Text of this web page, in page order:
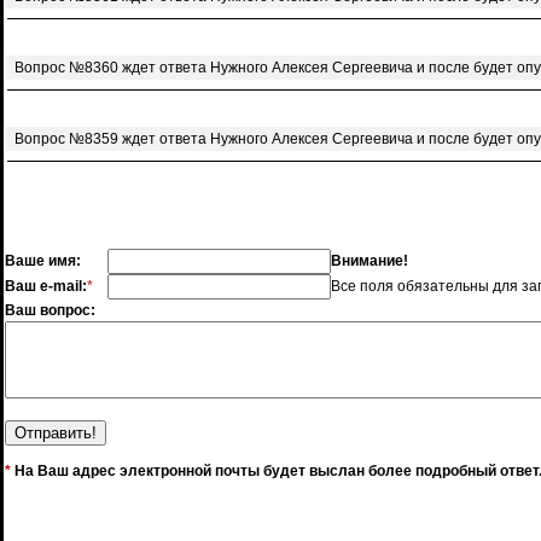
Вопрос №8360 ждет ответа Нужного Алексея Сергеевича и после будет
Вопрос №8359 ждет ответа Нужного Алексея Сергеевича и после будет
Ваше имя:
Внимание!
Ваш e-mail:*
Все поля обязательны для
Ваш вопрос:
* На Ваш адрес электронной почты будет выслан более подробный ответ.